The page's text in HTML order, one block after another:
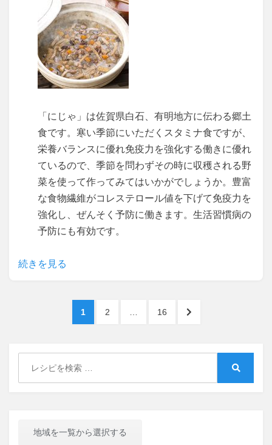
「にじゃ」は佐賀県白石、有明地方に伝わる郷土
食です。寒い季節にいただくスタミナ食ですが、
栄養バランスに優れ免疫力を強化する働きに優れ
ているので、季節を問わずその時に収穫される野
菜を使って作ってみてはいかがでしょうか。豊富
な食物繊維がコレステロール値を下げて免疫力を
強化し、ぜんそく予防に働きます。生活習慣病の
予防にも有効です。
続きを見る
ゲ
PAGE
1 PAGE
2 PAGE
16
NEXT
地域を一覧から選択する